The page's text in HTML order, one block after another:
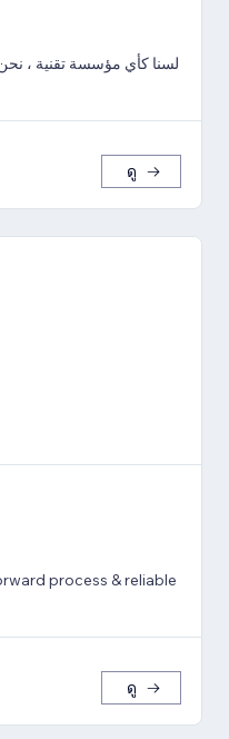
لسنا كأي مؤسسة تقنية ،
ดู
process & reliable
ดู